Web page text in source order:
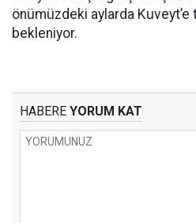
önümüzdeki aylarda
bekleniyor.
HABERE YORUM KAT